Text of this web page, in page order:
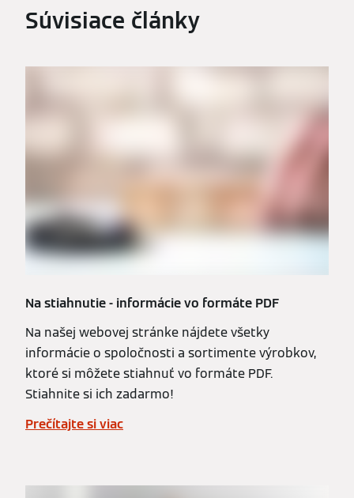
Súvisiace články
Na stiahnutie - informácie vo formáte PDF
Na našej webovej stránke nájdete všetky
informácie o spoločnosti a sortimente výrobkov,
ktoré si môžete stiahnuť vo formáte PDF.
Stiahnite si ich zadarmo!
Prečítajte si viac